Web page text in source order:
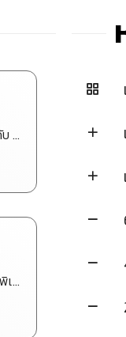
เบอร์สวยเบอร์จำง่าย มงคลระดับ VIP
เบอร์สวยเบอร์จำง่าย มงคลคัดพิเศษ